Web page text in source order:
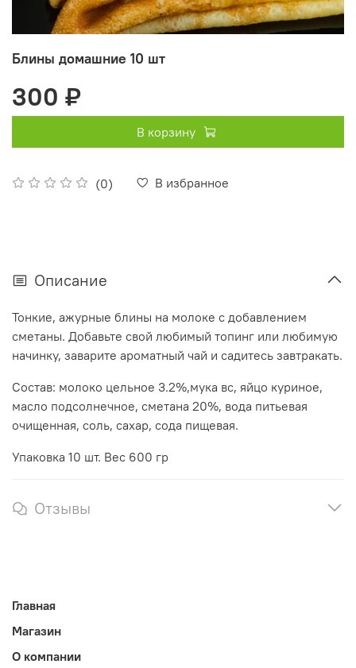
Блины домашние 10 шт
(0) В избранное
300 ₽
В корзину
Описание
Тонкие, ажурные блины на молоке с добавлением
сметаны. Добавьте свой любимый топинг или любимую
начинку, заварите ароматный чай и садитесь завтракать.
Состав: молоко цельное 3.2%,мука вс, яйцо куриное,
масло подсолнечное, сметана 20%, вода питьевая
очищенная, соль, сахар, сода пищевая.
Упаковка 10 шт. Вес 600 гр
Отзывы
Главная
Магазин
О компании